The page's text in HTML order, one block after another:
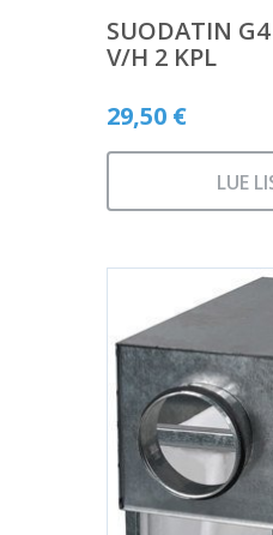
SUODATIN G4
V/H 2 KPL
29,50 €
LUE